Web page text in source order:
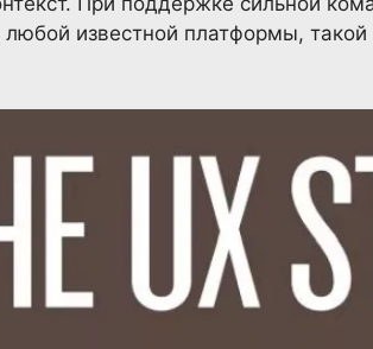
любой известной платформы,